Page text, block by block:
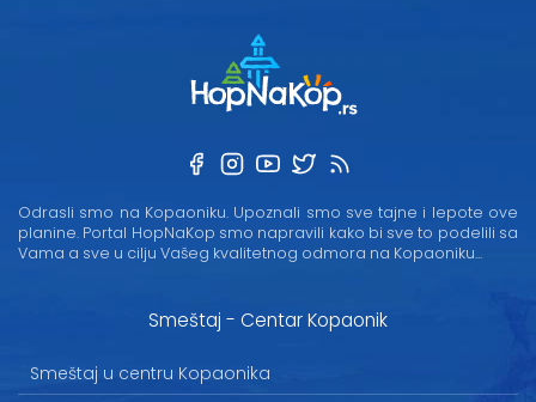
Odrasli smo na Kopaoniku. Upoznali smo sve tajne i lepote ove
planine. Portal HopNaKop smo napravili kako bi sve to podelili sa
Vama a sve u cilju Vašeg kvalitetnog odmora na Kopaoniku...
Smeštaj - Centar Kopaonik
Smeštaj u centru Kopaonika